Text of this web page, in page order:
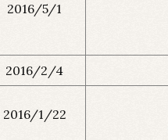
2016/5/1
2016/2/4
2016/1/22